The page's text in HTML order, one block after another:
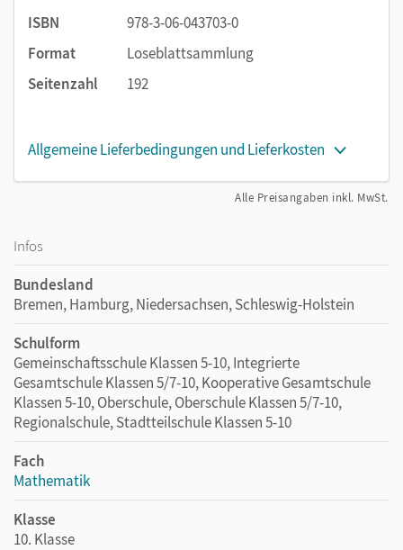
ISBN
978-3-06-043703-0
Format
Loseblattsammlung
Seitenzahl
192
Allgemeine Lieferbedingungen und Lieferkosten
Alle Preisangaben inkl. MwSt.
Infos
Bundesland
Bremen, Hamburg, Niedersachsen, Schleswig-Holstein
Schulform
Gemeinschaftsschule Klassen 5-10, Integrierte
Gesamtschule Klassen 5/7-10, Kooperative Gesamtschule
Klassen 5-10, Oberschule, Oberschule Klassen 5/7-10,
Regionalschule, Stadtteilschule Klassen 5-10
Fach
Mathematik
Klasse
10. Klasse